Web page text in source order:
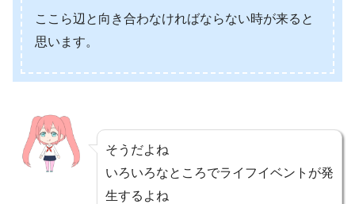
ここら辺と向き合わなければならない時が来ると
思います。
そうだよね
いろいろなところでライフイベントが発
生するよね